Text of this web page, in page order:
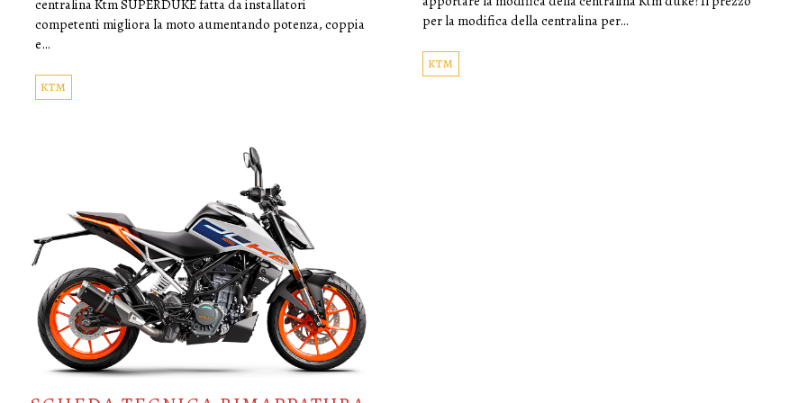
centralina Ktm SUPERDUKE fatta da installatori
competenti migliora la moto aumentando potenza, coppia
e…
KTM
per la modifica della centralina per…
KTM